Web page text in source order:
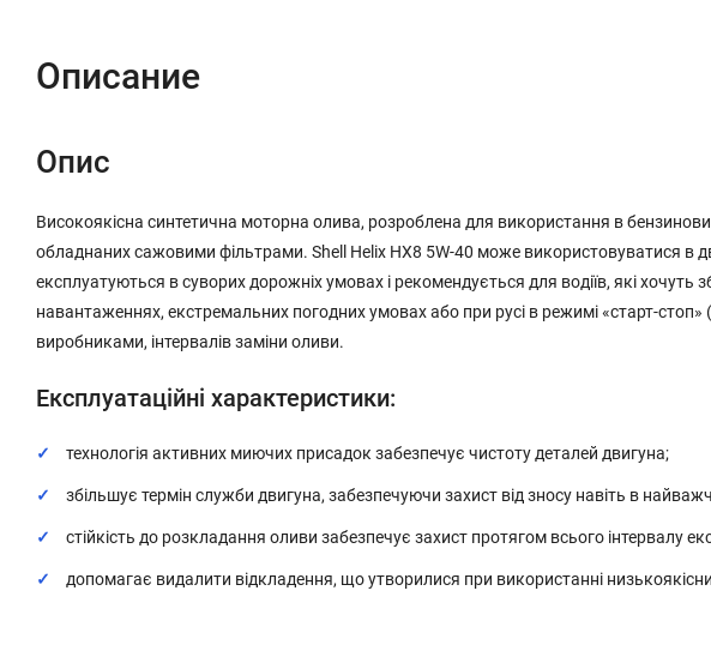
Описание
Опис
Високоякісна синтетична моторна олива, розроблена для використання в
обладнаних сажовими фільтрами. Shell Helix HX8 5W-40 може використовуватися в
експлуатуються в суворих дорожніх умовах і рекомендується для водіїв, які хочуть
навантаженнях, екстремальних погодних умовах або при русі в режимі «старт-стоп»
виробниками, інтервалів заміни оливи.
Експлуатаційні характеристики:
технологія активних миючих присадок забезпечує чистоту деталей двигуна;
збільшує термін служби двигуна, забезпечуючи захист від зносу навіть в
стійкість до розкладання оливи забезпечує захист протягом всього інтервалу
допомагає видалити відкладення, що утворилися при використанні